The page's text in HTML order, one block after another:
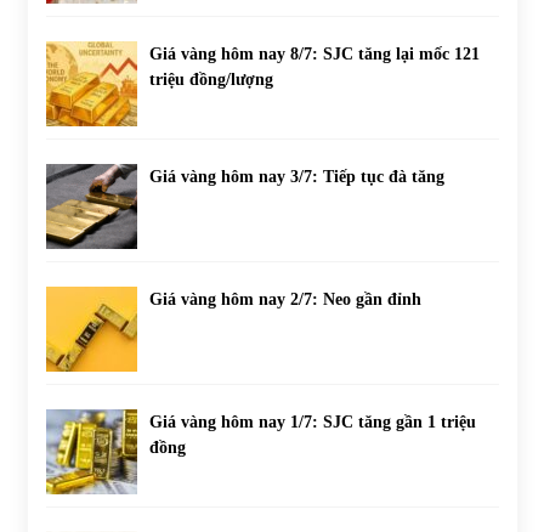
Giá vàng hôm nay 8/7: SJC tăng lại mốc 121
triệu đồng/lượng
Giá vàng hôm nay 3/7: Tiếp tục đà tăng
Giá vàng hôm nay 2/7: Neo gần đỉnh
Giá vàng hôm nay 1/7: SJC tăng gần 1 triệu
đồng